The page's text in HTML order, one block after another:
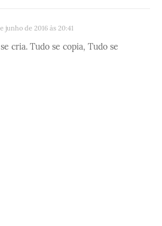
junho de 2016 às 20:41
cria. Tudo se copia, Tudo se